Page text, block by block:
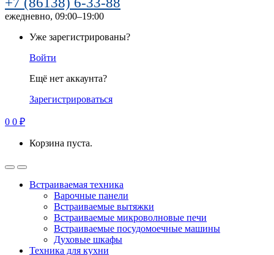
ежедневно, 09:00–19:00
Уже зарегистрированы?
Войти
Ещё нет аккаунта?
Зарегистрироваться
0 0 ₽
Корзина пуста.
Встраиваемая техника
Варочные панели
Встраиваемые вытяжки
Встраиваемые микроволновые печи
Встраиваемые посудомоечные машины
Духовые шкафы
Техника для кухни